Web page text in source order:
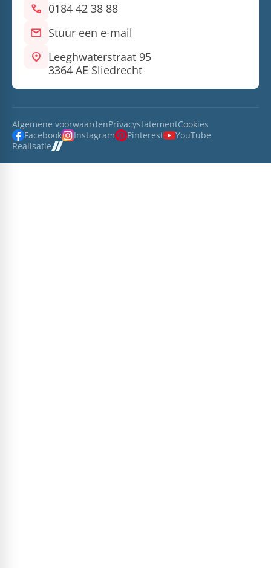
call 0184 42 38 88
mail Stuur een e-mail
location_on Leeghwaterstraat 95
3364 AE Sliedrecht
Algemene voorwaardenPrivacystatementCookies
Facebook
Instagram Pinterest
YouTube
Realisatie